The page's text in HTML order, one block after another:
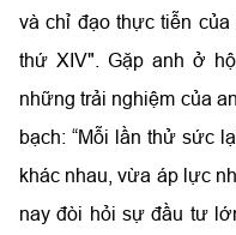
và chỉ đạo thực tiễn
thứ XIV". Gặp anh ở
những trải nghiệm của
bạch: “Mỗi lần thử sức
khác nhau, vừa áp lực
nay đòi hỏi sự đầu tư